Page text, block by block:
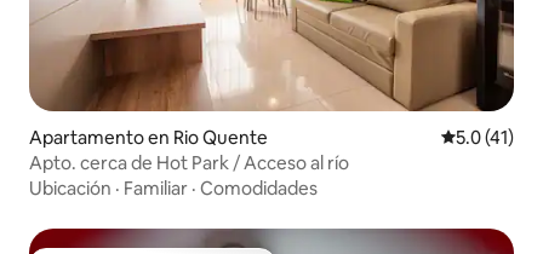
Apartamento en Rio Quente Calificación
5.0 (41)
Apto. cerca de Hot Park / Acceso al río
Ubicación · Familiar · Comodidades